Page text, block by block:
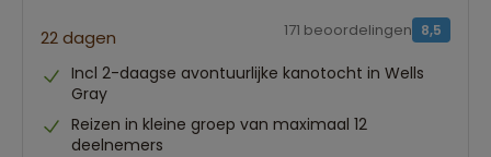
22 dagen 8,5
171 beoordelingen
Incl 2-daagse avontuurlijke kanotocht in Wells
Gray
Reizen in kleine groep van maximaal 12
deelnemers